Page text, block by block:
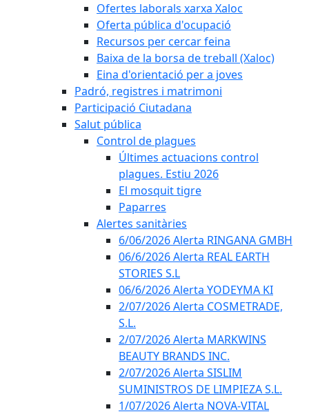
Ofertes laborals xarxa Xaloc
Oferta pública d'ocupació
Recursos per cercar feina
Baixa de la borsa de treball (Xaloc)
Eina d'orientació per a joves
Padró, registres i matrimoni
Participació Ciutadana
Salut pública
Control de plagues
Últimes actuacions control
plagues. Estiu 2026
El mosquit tigre
Paparres
Alertes sanitàries
6/06/2026 Alerta RINGANA GMBH
06/6/2026 Alerta REAL EARTH
STORIES S.L
06/6/2026 Alerta YODEYMA KI
2/07/2026 Alerta COSMETRADE,
S.L.
2/07/2026 Alerta MARKWINS
BEAUTY BRANDS INC.
2/07/2026 Alerta SISLIM
SUMINISTROS DE LIMPIEZA S.L.
1/07/2026 Alerta NOVA-VITAL